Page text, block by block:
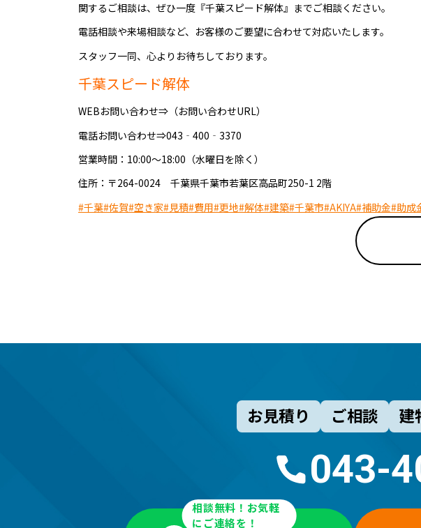
関するご相談は、ぜひ一度『千葉スピード解体』までご相談ください。
電話相談や来場相談など、お客様のご要望に合わせて対応いたします。
スタッフ一同、心よりお待ちしております。
千葉スピード解体
WEBお問い合わせ⇒（お問い合わせURL）
電話お問い合わせ⇒043‐400‐3370
営業時間：10:00～18:00（水曜日を除く）
住所：〒264-0024 千葉県千葉市若葉区高品町250-1 2階
#千葉#佐賀#空き家#見積#費用#更地#解体#建築#千葉市#AKIYA#補助金#助成
お見積り ご相談 建
043-
相談無料！お気軽
にご連絡を！